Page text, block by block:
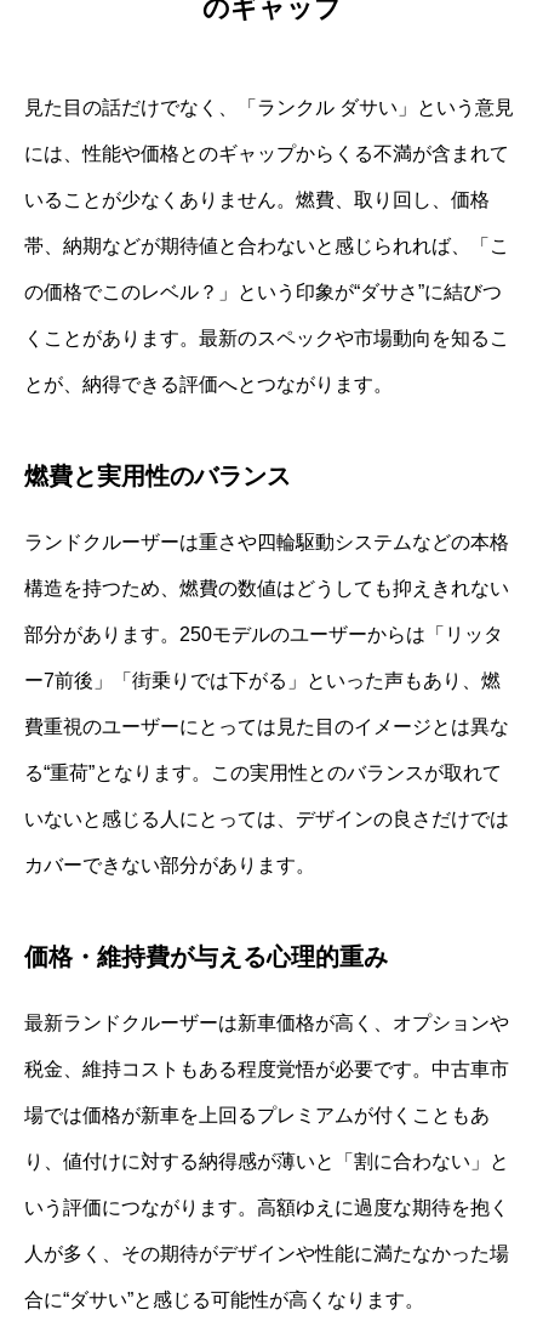
のギャップ
見た目の話だけでなく、「ランクル ダサい」という意見
には、性能や価格とのギャップからくる不満が含まれて
いることが少なくありません。燃費、取り回し、価格
帯、納期などが期待値と合わないと感じられれば、「こ
の価格でこのレベル？」という印象が“ダサさ”に結びつ
くことがあります。最新のスペックや市場動向を知るこ
とが、納得できる評価へとつながります。
燃費と実用性のバランス
ランドクルーザーは重さや四輪駆動システムなどの本格
構造を持つため、燃費の数値はどうしても抑えきれない
部分があります。250モデルのユーザーからは「リッタ
ー7前後」「街乗りでは下がる」といった声もあり、燃
費重視のユーザーにとっては見た目のイメージとは異な
る“重荷”となります。この実用性とのバランスが取れて
いないと感じる人にとっては、デザインの良さだけでは
カバーできない部分があります。
価格・維持費が与える心理的重み
最新ランドクルーザーは新車価格が高く、オプションや
税金、維持コストもある程度覚悟が必要です。中古車市
場では価格が新車を上回るプレミアムが付くこともあ
り、値付けに対する納得感が薄いと「割に合わない」と
いう評価につながります。高額ゆえに過度な期待を抱く
人が多く、その期待がデザインや性能に満たなかった場
合に“ダサい”と感じる可能性が高くなります。